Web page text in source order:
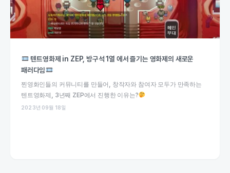
텐트영화제 in ZEP, 방구석 1열 에서 즐기는 영화제의 새로운
패러다임
찐영화인들의 커뮤니티를 만들어, 창작자와 참여자 모두가 만족하는
텐트영화제, 3년째 ZEP에서 진행한 이유는?
2023년 09월 18일